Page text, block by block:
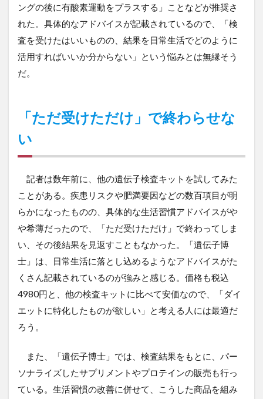
ングの後に有酸素運動をプラスする」ことなどが推奨さ
れた。具体的なアドバイスが記載されているので、「検
査を受けたはいいものの、結果を日常生活でどのように
活用すればいいか分からない」という悩みとは無縁そう
だ。
「ただ受けただけ」で終わらせな
い
記者は数年前に、他の遺伝子検査キットを試してみた
ことがある。疾患リスクや肥満要因などの数百項目が明
らかになったものの、具体的な生活習慣アドバイスがや
や希薄だったので、「ただ受けただけ」で終わってしま
い、その後結果を見返すこともなかった。「遺伝子博
士」は、日常生活に落とし込めるようなアドバイスがた
くさん記載されているのが強みと感じる。価格も税込
4980円と、他の検査キットに比べて安価なので、「ダイ
エットに特化したものが欲しい」と考える人には最適だ
ろう。
また、「遺伝子博士」では、検査結果をもとに、パー
ソナライズしたサプリメントやプロテインの販売も行っ
ている。生活習慣の改善に併せて、こうした商品を組み